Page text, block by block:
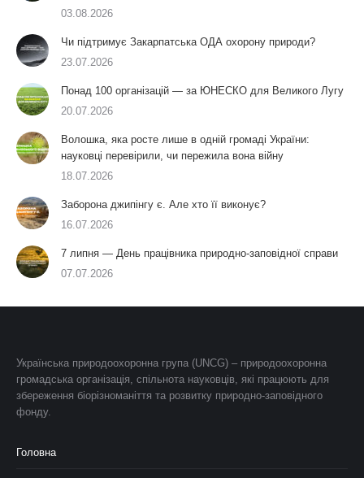
03.08.2026
Чи підтримує Закарпатська ОДА охорону природи?
23.07.2026
Понад 100 організацій — за ЮНЕСКО для Великого Лугу
20.07.2026
Волошка, яка росте лише в одній громаді України:
науковці перевірили, чи пережила вона війну
18.07.2026
Заборона джипінгу є. Але хто її виконує?
16.07.2026
7 липня — День працівника природно-заповідної справи
07.07.2026
Українська природоохоронна група (UNCG) – природоохоронна
громадська організація, спільнота науковців, які працюють для
збереження біорізноманіття та розвитку природно-заповідного
фонду.
Головна